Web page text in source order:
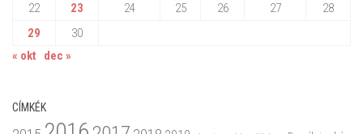
22
23 24 25 26 27
28
29
30
« okt
dec »
CÍMKÉK